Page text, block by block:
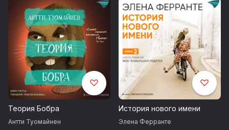
Теория Бобра
Антти Туомайнен
История нового имени
Элена Ферранте